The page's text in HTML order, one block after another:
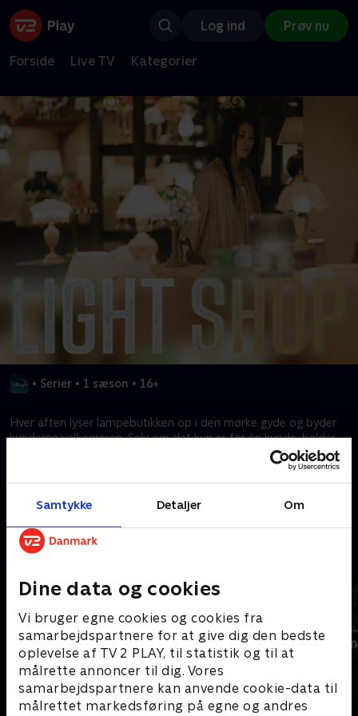
Samtykke Detaljer Om
Dine data og cookies
Vi bruger egne cookies og cookies fra
samarbejdspartnere for at give dig den bedste
oplevelse af TV 2 PLAY, til statistik og til at
målrette annoncer til dig. Vores
samarbejdspartnere kan anvende cookie-data til
målrettet markedsføring på egne og andres
Log ind Prøv nu
Forside Live TV Kategorier
• Serier • 1 sæson • 16+
Hver aften lyser lampebutikken op i den mørke gyde og byder
kunderne velkommen. Selv om det kun er for én kunde, holder
Kræver tilkøb
Mere indhold fra Disney+